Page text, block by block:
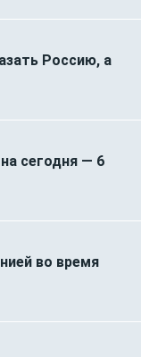
Россию, а
сегодня — 6
во время